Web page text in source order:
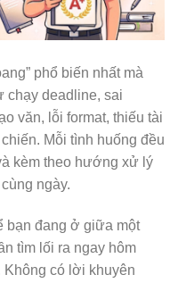
phổ biến nhất mà
chạy deadline, sai
văn, lỗi format, thiếu tài
Mỗi tình huống đều
kèm theo hướng xử lý
ngày.
bạn đang ở giữa một
tìm lối ra ngay hôm
Không có lời khuyên